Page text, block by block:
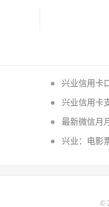
兴业信用卡
兴业信用卡
最新微信月
兴业：电影
©